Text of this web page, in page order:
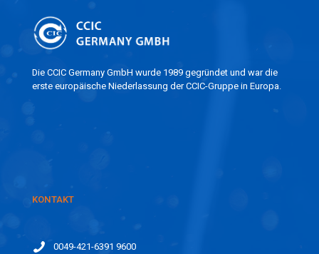
Die CCIC Germany GmbH wurde 1989 gegründet und war die
erste europäische Niederlassung der CCIC-Gruppe in Europa.
KONTAKT
0049-421-6391 9600